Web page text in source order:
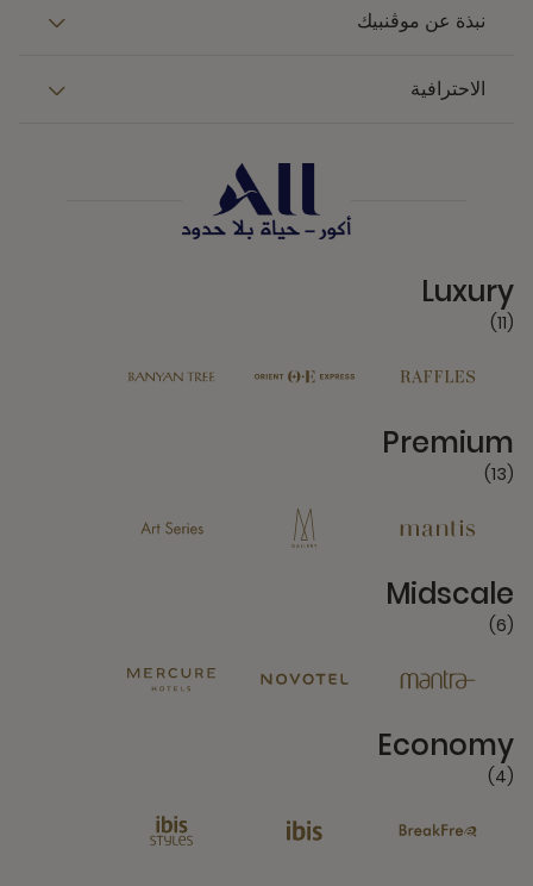
نبذة عن موڤنبيك
الاحترافية
Luxury
(11)
Premium
(13)
Midscale
(6)
Economy
(4)